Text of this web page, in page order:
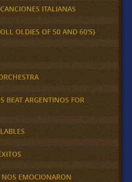
ITALIANAS
OLDIES OF 50 AND 60'S}
BEAT ARGENTINOS FOR
EMOCIONARON